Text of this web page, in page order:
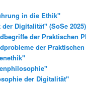
in die Ethik"
Digitalität" (SoSe 2025)
der Praktischen
der
der Digitalität"